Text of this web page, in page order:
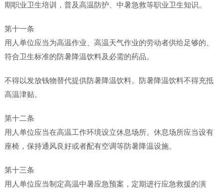
期职业卫生培训，普及高温防护、中暑急救等职业卫生知识。
第十一条
用人单位应当为高温作业、高温天气作业的劳动者供给足够的、
符合卫生标准的防暑降温饮料及必需的药品。
不得以发放钱物替代提供防暑降温饮料。防暑降温饮料不得充抵
高温津贴。
第十二条
用人单位应当在高温工作环境设立休息场所。休息场所应当设有
座椅，保持通风良好或者配有空调等防暑降温设施。
第十三条
用人单位应当制定高温中暑应急预案，定期进行应急救援的演